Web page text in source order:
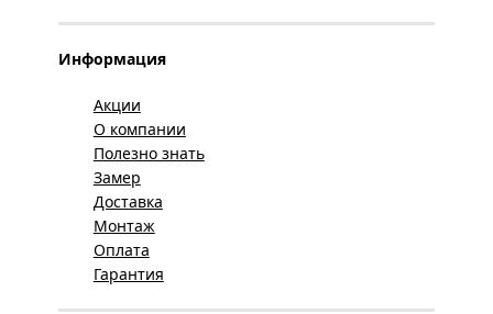
Информация
Акции
О компании
Полезно знать
Замер
Доставка
Монтаж
Оплата
Гарантия